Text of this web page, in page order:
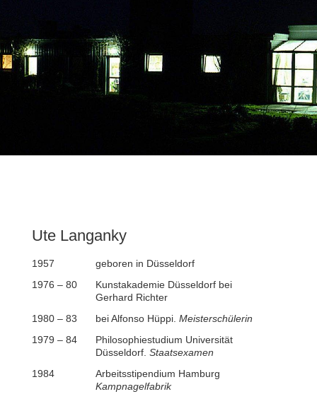
Ute Langanky
1957
geboren in Düsseldorf
1976 – 80
Kunstakademie Düsseldorf bei
Gerhard Richter
1980 – 83
bei Alfonso Hüppi. Meisterschülerin
1979 – 84
Philosophiestudium Universität
Düsseldorf. Staatsexamen
1984
Arbeitsstipendium Hamburg
Kampnagelfabrik